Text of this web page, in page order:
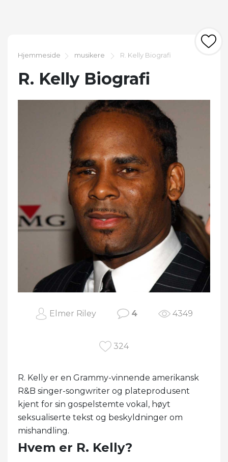
Hjemmeside musikere R. Kelly Biografi
R. Kelly Biografi
Elmer Riley 4 4349
324
R. Kelly er en Grammy-vinnende amerikansk
R&B singer-songwriter og plateprodusent
kjent for sin gospelstemte vokal, høyt
seksualiserte tekst og beskyldninger om
mishandling.
Hvem er R. Kelly?